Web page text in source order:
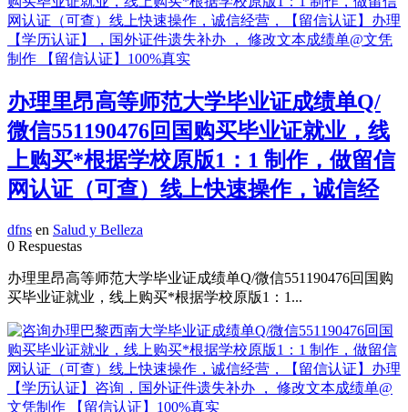
办理里昂高等师范大学毕业证成绩单Q/
微信551190476回国购买毕业证就业，线
上购买*根据学校原版1：1 制作，做留信
网认证（可查）线上快速操作，诚信经
dfns en Salud y Belleza
0 Respuestas
办理里昂高等师范大学毕业证成绩单Q/微信551190476回国购
买毕业证就业，线上购买*根据学校原版1：1...